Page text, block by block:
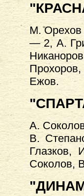
М. Орехов
— 2, А.
Ежов.
А.
В.
Глазков,
Соколов,